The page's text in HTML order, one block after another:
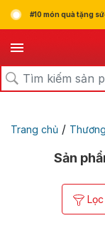
#10 món quà tặng
Trang chủ /
Sản